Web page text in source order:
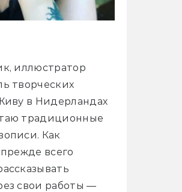
иллюстратор
творческих
в Нидерландах
традиционные
Как
всего
свои работы —